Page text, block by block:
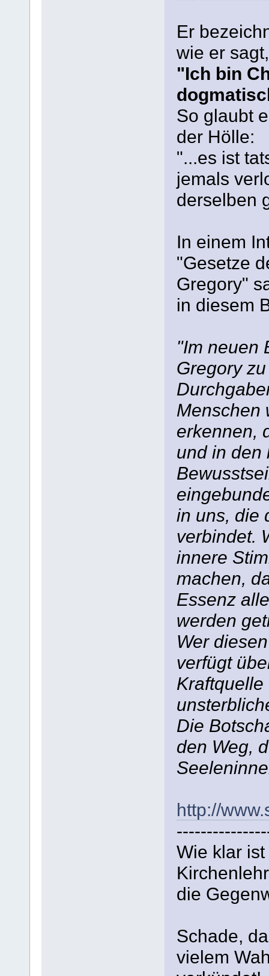
Er
wie er
"Ich bin
So glaubt
der Hölle:
"...es ist
jemals
derselben
In einem
"Gesetze
Gregory"
in diesem
"Im neuen
Gregory
Menschen
erkennen,
und in den
in uns, die
verbindet.
innere
machen,
Essenz
werden
Wer
verfügt
Die
den Weg,
http://
Wie klar
die
Schade,
vielem